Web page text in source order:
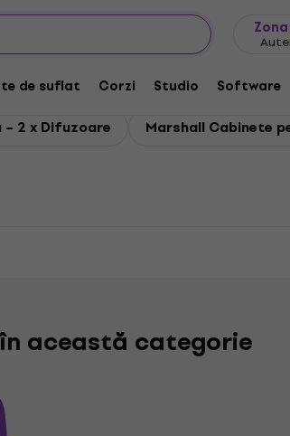
de suflat Corzi Studio Software
2 x Difuzoare
Marshall Cabinete
această categorie